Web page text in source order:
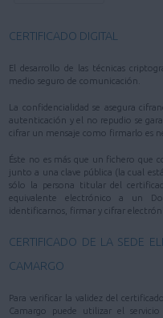
CERTIFICADO DIGITAL
El desarrollo de las técnicas criptográficas nos ha permitido que internet sea un
medio seguro de comunicación.
La confidencialidad se asegura cifrando el mensaje. La integridad de los datos, la
autenticación y el no repudio se
cifrar un mensaje como firmarlo es
Éste no es más que un fichero que contiene principalmente información personal
junto a una clave pública (la cual
sólo la persona titular del
equivalente electrónico a un
identificarnos, firmar y cifrar
CERTIFICADO DE LA SEDE
CAMARGO
Para verificar la validez del certificado de la sede electrónica del Ayuntamiento de
Camargo puede utilizar el servicio